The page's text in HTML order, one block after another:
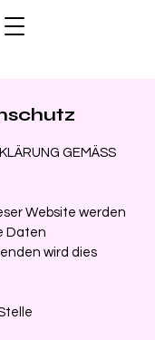
GEMÄSS
Website werden
Daten
wird dies